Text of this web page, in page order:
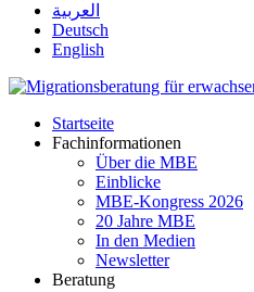
العربية
Deutsch
English
Startseite
Fachinformationen
Über die MBE
Einblicke
MBE-Kongress 2026
20 Jahre MBE
In den Medien
Newsletter
Beratung